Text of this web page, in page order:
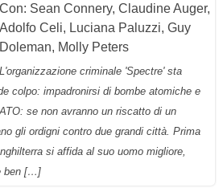
Con: Sean Connery, Claudine Auger,
Adolfo Celi, Luciana Paluzzi, Guy
Doleman, Molly Peters
L'organizzazione criminale 'Spectre' sta
colpo: impadronirsi di bombe atomiche e
se non avranno un riscatto di un
gli ordigni contro due grandi città. Prima
si affida al suo uomo migliore,
ben […]